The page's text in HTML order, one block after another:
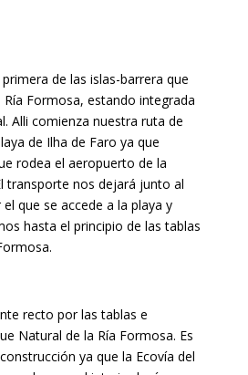
de las islas-barrera que
Formosa, estando integrada
Alli comienza nuestra ruta de
de Ilha de Faro ya que
rodea el aeropuerto de la
transporte nos dejará junto al
que se accede a la playa y
hasta el principio de las tablas
recto por las tablas e
Natural de la Ría Formosa. Es
ya que la Ecovía del